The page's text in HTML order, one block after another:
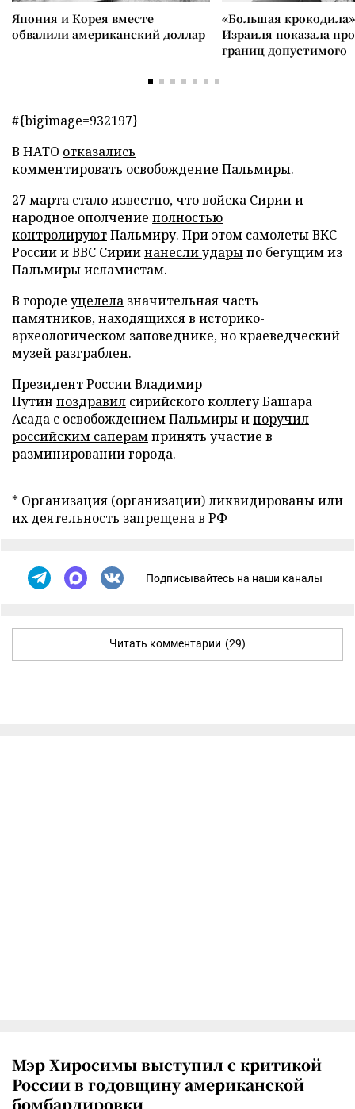
Япония и Корея вместе
обвалили американский доллар
«Большая
Израиля показала
границ допустимого
#{bigimage=932197}
В НАТО отказались
комментировать освобождение Пальмиры.
27 марта стало известно, что войска Сирии и
народное ополчение полностью
контролируютПальмиру. При этом самолеты ВКС
России и ВВС Сириинанесли ударыпо бегущим из
Пальмиры исламистам.
В городе уцелела значительная часть
памятников, находящихся в историко-
археологическом заповеднике, но краеведческий
музей разграблен.
Президент России Владимир
Путин поздравил сирийского коллегу Башара
Асада с освобождением Пальмиры ипоручил
российским саперампринять участие в
разминировании города.
* Организация (организации) ликвидированы или
их деятельность запрещена в РФ
Подписывайтесь на наши каналы
Читать комментарии (29)
Мэр Хиросимы выступил с критикой
России в годовщину американской
бомбардировки